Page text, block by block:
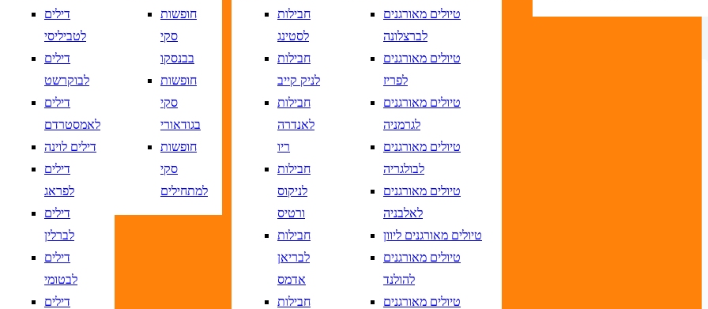
דילים
לטביליסי
דילים
לבוקרשט
דילים
לאמסטרדם
דילים לוינה
דילים
לפראג
דילים
לברלין
דילים
לבטומי
דילים
חופשות
סקי
בבנסקו
חופשות
סקי
בגודאורי
חופשות
סקי
למתחילים
חבילות
לסטינג
חבילות
לניק קייב
חבילות
לאנדרה
ריו
חבילות
לניקוס
ורטיס
חבילות
לבריאן
אדמס
חבילות
טיולים מאורגנים
לברצלונה
טיולים מאורגנים
לפריז
טיולים מאורגנים
לגרמניה
טיולים מאורגנים
לבולגריה
טיולים מאורגנים
לאלבניה
טיולים מאורגנים ליוון
טיולים מאורגנים
להולנד
טיולים מאורגנים
DD/MM/YY